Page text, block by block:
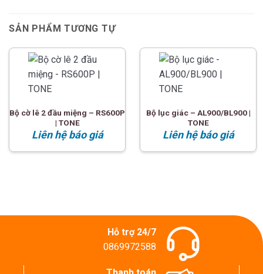
SẢN PHẨM TƯƠNG TỰ
Bộ cờ lê 2 đầu miệng – RS600P
| TONE
Liên hệ báo giá
Bộ lục giác – AL900/BL900 |
TONE
Liên hệ báo giá
Hỗ trợ 24/7
0869972588